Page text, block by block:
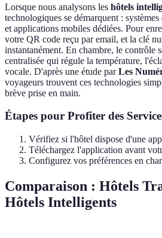
Lorsque nous analysons les hôtels
technologiques se démarquent :
et applications mobiles dédiées. Pour
votre QR code reçu par email, et la clé
instantanément. En chambre, le contrôle
centralisée qui régule la température,
vocale. D'après une étude parLes
voyageurs trouvent ces technologies
brève prise en main.
Étapes pour Profiter des
Vérifiez si l'hôtel dispose d'une
Téléchargez l'application avant
Configurez vos préférences en
Comparaison : Hôtels
Hôtels Intelligents